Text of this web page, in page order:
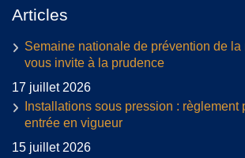
Articles
Semaine nationale de prévention de la
vous invite à la prudence
17 juillet 2026
Installations sous pression : règlement
entrée en vigueur
15 juillet 2026